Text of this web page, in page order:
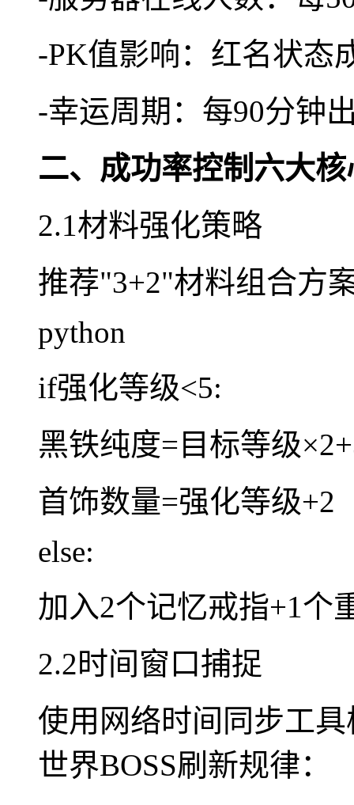
-PK值影响：红名状态
-幸运周期：每90分钟
二、成功率控制六大
2.1材料强化策略
推荐"3+2"材料组合方
python
if强化等级<5:
黑铁纯度=目标等级
首饰数量=强化等级+2
else:
加入2个记忆戒指+1个
2.2时间窗口捕捉
使用网络时间同步工
世界BOSS刷新规律：